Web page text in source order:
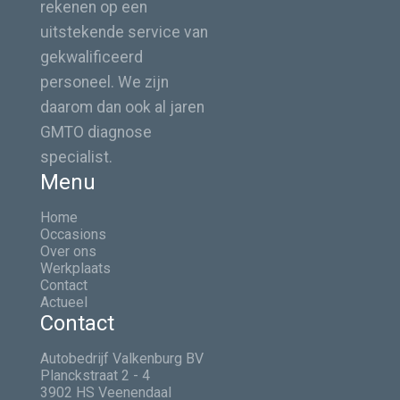
wordt de auto afgeleverd met minimaal een
halve tank brandstof en een uitgebreide
poetsbeurt.
Elektrisch glazen schuif en/of kanteldak
Elektrisch verwarmde voorstoelen
Emergency call
Geheim opbergvak
In diepte verstelbaar stuur
In hoogte en diepte verstelbaar stuurwiel
In hoogte verstelbare voorstoelen
Interieurpanelen Piano Black
ISO-fix
IsoFix
ISOFIX bevestigingssysteem voor kinderzitjes
achter
Lederen bekleding
Lichtmetalen velgen
Lichtmetalen wielen Cosmos Spoke black 17
rekenen op een
uitstekende service van
gekwalificeerd
personeel. We zijn
daarom dan ook al jaren
GMTO diagnose
specialist.
Menu
Home
Occasions
Over ons
Werkplaats
Contact
Actueel
Contact
Autobedrijf Valkenburg BV
Planckstraat 2 - 4
3902 HS Veenendaal